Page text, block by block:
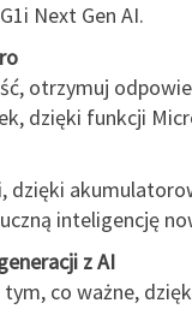
Next Gen AI.
otrzymuj
dzięki funkcji
dzięki
inteligencję
z AI
tym, co ważne,